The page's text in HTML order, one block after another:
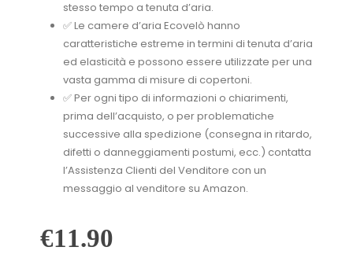
stesso tempo a tenuta d’aria.
✅ Le camere d’aria Ecovelò hanno
caratteristiche estreme in termini di tenuta d’aria
ed elasticità e possono essere utilizzate per una
vasta gamma di misure di copertoni.
✅ Per ogni tipo di informazioni o chiarimenti,
prima dell’acquisto, o per problematiche
successive alla spedizione (consegna in ritardo,
difetti o danneggiamenti postumi, ecc.) contatta
l’Assistenza Clienti del Venditore con un
messaggio al venditore su Amazon.
€11.90